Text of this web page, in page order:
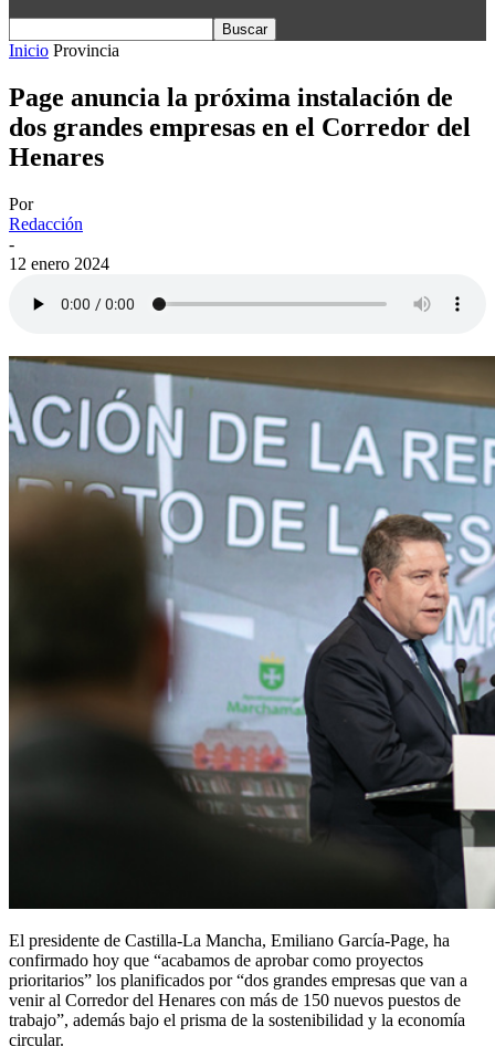
Inicio Provincia
Page anuncia la próxima instalación de
dos grandes empresas en el Corredor del
Henares
Por
Redacción
-
12 enero 2024
El presidente de Castilla-La Mancha, Emiliano García-Page, ha
confirmado hoy que “acabamos de aprobar como proyectos
prioritarios” los planificados por “dos grandes empresas que van a
venir al Corredor del Henares con más de 150 nuevos puestos de
trabajo”, además bajo el prisma de la sostenibilidad y la economía
circular.